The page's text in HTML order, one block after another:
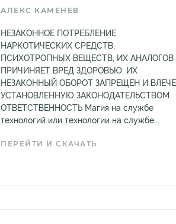
АЛЕКС КАМЕНЕВ
НЕЗАКОННОЕ ПОТРЕБЛЕНИЕ
НАРКОТИЧЕСКИХ СРЕДСТВ,
ПСИХОТРОПНЫХ ВЕЩЕСТВ, ИХ АНАЛОГОВ
ПРИЧИНЯЕТ ВРЕД ЗДОРОВЬЮ, ИХ
НЕЗАКОННЫЙ ОБОРОТ ЗАПРЕЩЕН И
УСТАНОВЛЕННУЮ ЗАКОНОДАТЕЛЬСТВОМ
ОТВЕТСТВЕННОСТЬ Магия на службе
технологий или технологии на службе...
ПЕРЕЙТИ И СКАЧАТЬ